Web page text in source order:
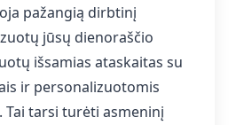
pažangią dirbtinį
jūsų dienoraščio
išsamias ataskaitas su
ir personalizuotomis
tarsi turėti asmeninį